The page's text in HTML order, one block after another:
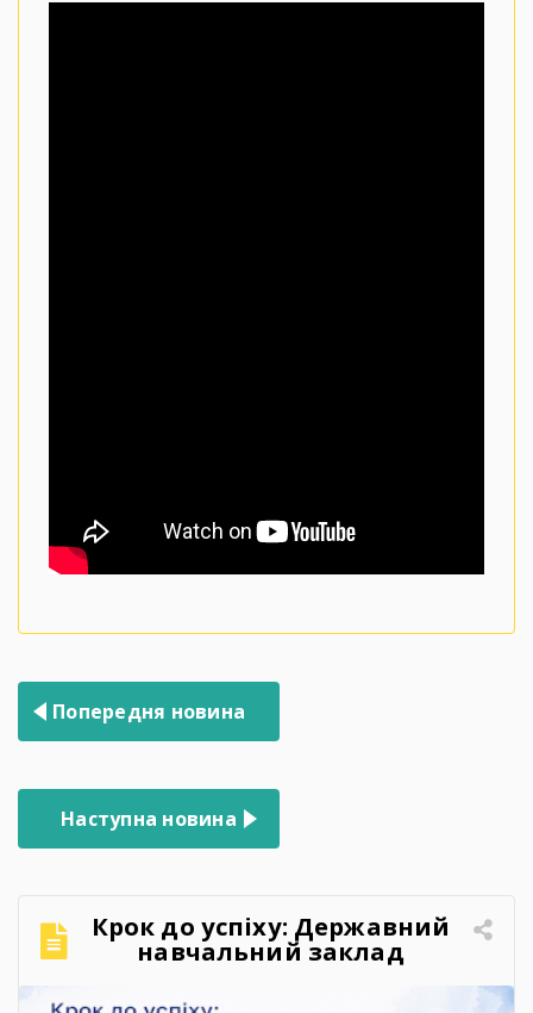
Навігація
записів
Попередня новина
Наступна новина
Крок до успіху: Державний
навчальний заклад
«Запорізький центр
професійно-технічної освіти